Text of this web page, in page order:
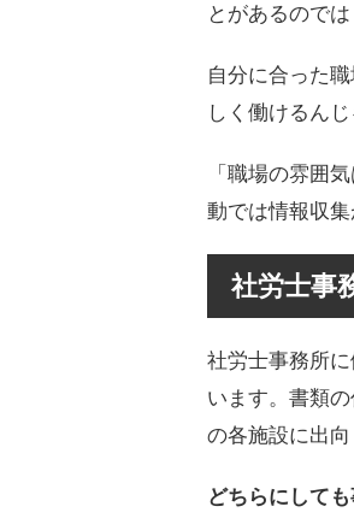
とがあるのでは
自分に合った
しく働けるん
「職場の雰囲
動では情報収集
社労士事
社労士事務所
います。書類
の各施設に出向
どちらにしても